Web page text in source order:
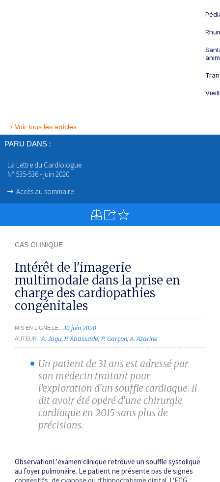
Voir tous les articles
PARU DANS :
La Lettre du Cardiologue
N° 535-536 - juin 2020
Accès au sommaire
CAS CLINIQUE
Intérêt de l'imagerie
multimodale dans la prise en
charge des cardiopathies
congénitales
MIS EN LIGNE LE 30 juin 2020
AUTEUR A. Jagu P. Abassade P. Garçon A. Azarine
Un patient de 31 ans est adressé par
son médecin traitant pour
l'exploration d'un souffle cardiaque. Il
dit avoir été opéré d'une chirurgie
cardiaque en 2015 sans plus de
précisions.
ObservationL'examen clinique retrouve un souffle systolique
au foyer pulmonaire. Le patient ne présente pas de signes